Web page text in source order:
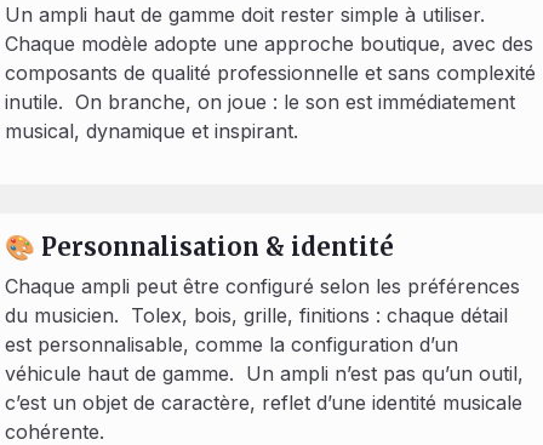
Un ampli haut de gamme doit rester simple à utiliser.
Chaque modèle adopte une approche boutique, avec des
composants de qualité professionnelle et sans complexité
inutile. On branche, on joue : le son est immédiatement
musical, dynamique et inspirant.
🎨 Personnalisation & identité
Chaque ampli peut être configuré selon les préférences
du musicien. Tolex, bois, grille, finitions : chaque détail
est personnalisable, comme la configuration d’un
véhicule haut de gamme. Un ampli n’est pas qu’un outil,
c’est un objet de caractère, reflet d’une identité musicale
cohérente.